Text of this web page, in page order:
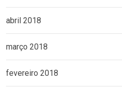
abril 2018
março 2018
fevereiro 2018